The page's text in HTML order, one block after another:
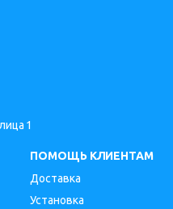
1
ПОМОЩЬ КЛИЕНТАМ
Доставка
Установка